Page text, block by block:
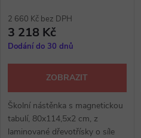
2 660 Kč bez DPH
3 218 Kč
Dodání do 30 dnů
ZOBRAZIT
Školní nástěnka s magnetickou
tabulí, 80x114,5x2 cm, z
laminované dřevotřísky o síle